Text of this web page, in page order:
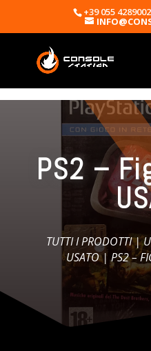
+39 055
PS2 –
TUTTI I PRODOTTI|
USATO| PS2 –